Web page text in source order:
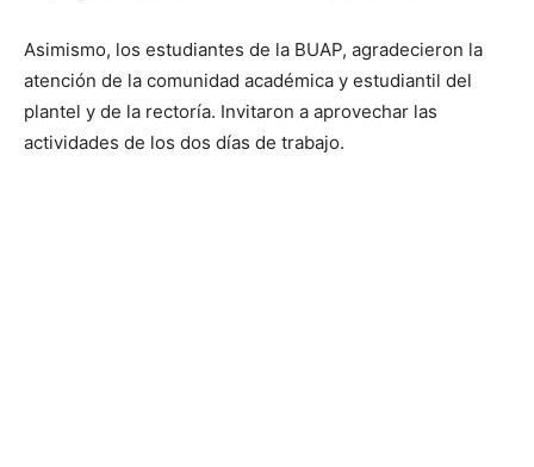
Asimismo, los estudiantes de la BUAP, agradecieron la
atención de la comunidad académica y estudiantil del
plantel y de la rectoría. Invitaron a aprovechar las
actividades de los dos días de trabajo.